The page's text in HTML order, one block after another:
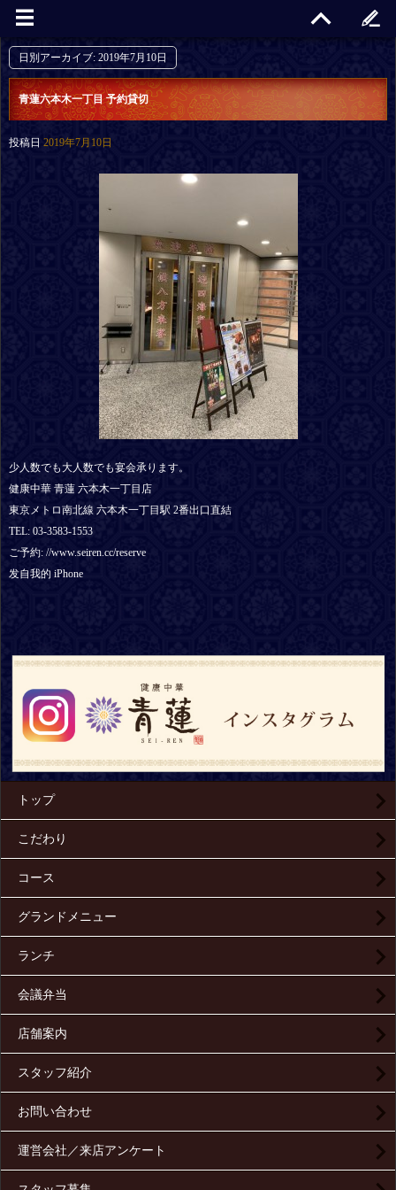
日別アーカイブ: 2019年7月10日
青蓮六本木一丁目 予約貸切
投稿日 2019年7月10日
少人数でも大人数でも宴会承ります。
健康中華 青蓮 六本木一丁目店
東京メトロ南北線 六本木一丁目駅 2番出口直結
TEL: 03-3583-1553
ご予約: //www.seiren.cc/reserve
发自我的 iPhone
トップ
こだわり
コース
グランドメニュー
ランチ
会議弁当
店舗案内
スタッフ紹介
お問い合わせ
運営会社／来店アンケート